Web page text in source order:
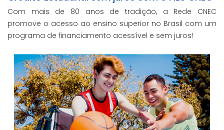
Com mais de 80 anos de tradição, a Rede CNEC
promove o acesso ao ensino superior no Brasil com um
programa de financiamento acessível e sem juros!